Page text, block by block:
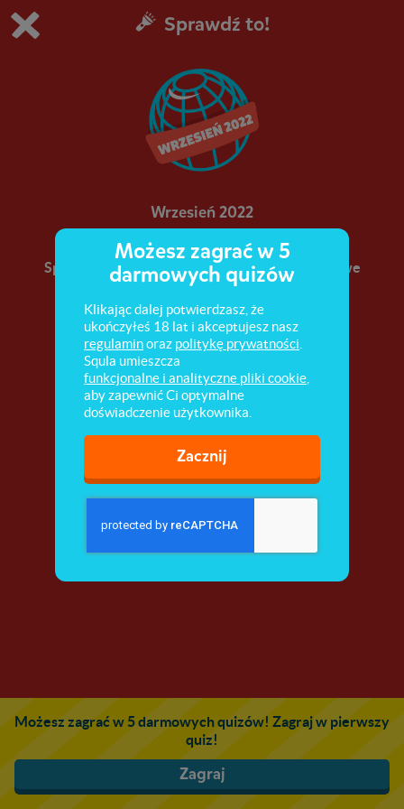
Grasz w wersję demonstracyjną Squli
Kup teraz!
0
Sprawdź to!
Wrzesień 2022
Sprawdź, co zdarzyło się w Polsce i na świecie we
wrześniu 2022 roku.
Możesz zagrać w 5 darmowych quizów! Zagraj w pierwszy
quiz!
Zagraj
Możesz zagrać w 5
darmowych quizów
Klikając dalej potwierdzasz, że
ukończyłeś 18 lat i akceptujesz nasz
regulaminoraz politykę prywatności
Squla umieszcza
funkcjonalne i analityczne pliki cookie
aby zapewnić Ci optymalne
doświadczenie użytkownika.
Zacznij